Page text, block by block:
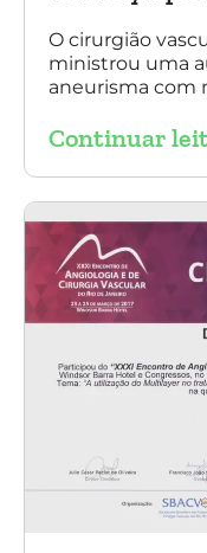
O cirurgião
ministrou uma
aneurisma com
Continuar